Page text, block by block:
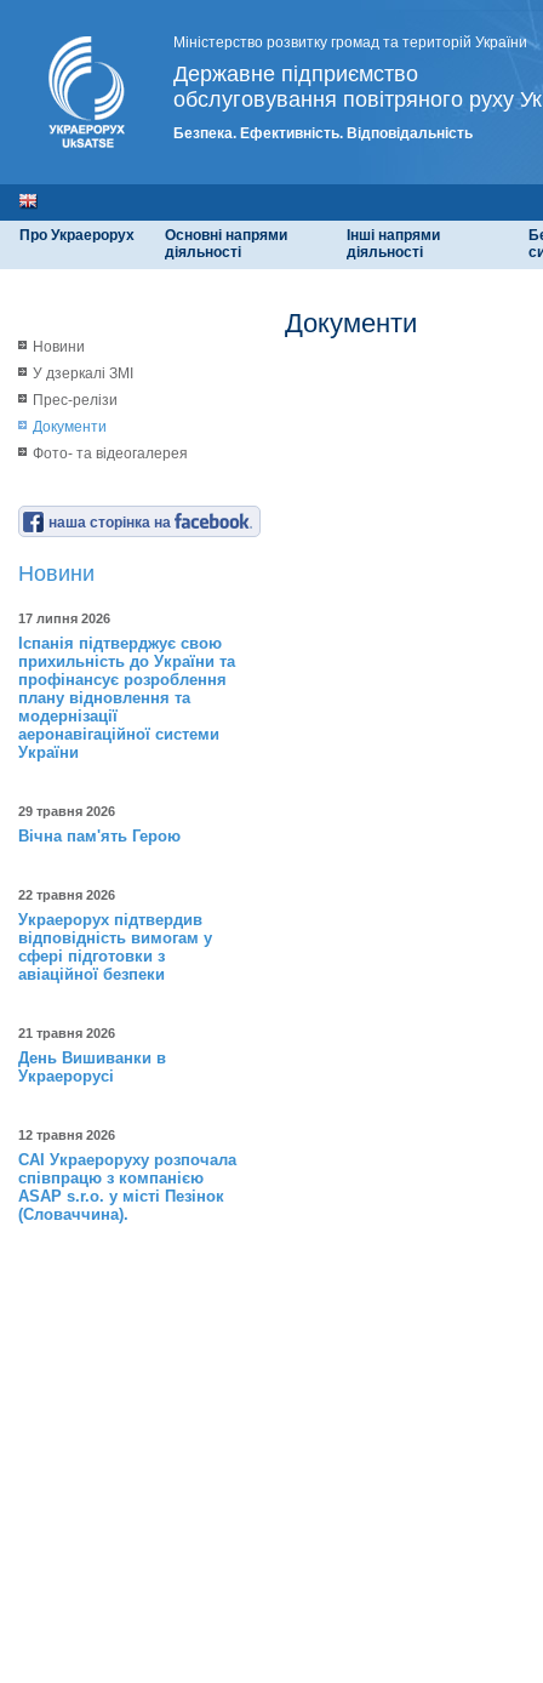
Міністерство розвитку громад та територій України
Державне підприємство
обслуговування повітряного руху
Безпека. Ефективність. Відповідальність
Про Украерорух
Основні напрями
діяльності
Інші напрями
діяльності
Новини
У дзеркалі ЗМІ
Прес-релізи
Документи
Фото- та відеогалерея
наша сторінка на
Новини
17 липня 2026
Іспанія підтверджує свою
прихильність до України та
профінансує розроблення
плану відновлення та
модернізації
аеронавігаційної системи
України
29 травня 2026
Вічна пам'ять Герою
22 травня 2026
Украерорух підтвердив
відповідність вимогам у
сфері підготовки з
авіаційної безпеки
21 травня 2026
День Вишиванки в
Украерорусі
12 травня 2026
САІ Украероруху розпочала
співпрацю з компанією
ASAP s.r.o. у місті Пезінок
(Словаччина).
Документи